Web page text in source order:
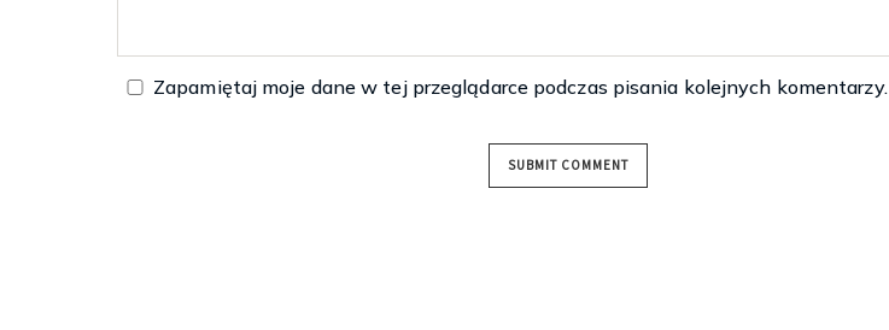
Zapamiętaj moje dane w tej przeglądarce podczas pisania kolejnych komentarzy.